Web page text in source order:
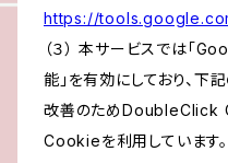
https://
（３） 本サービスでは「
能」を有効にしており、下
改善のためDoubleClick
Cookieを利用しています。